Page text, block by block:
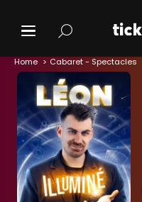
Home Cabaret - Spectacles